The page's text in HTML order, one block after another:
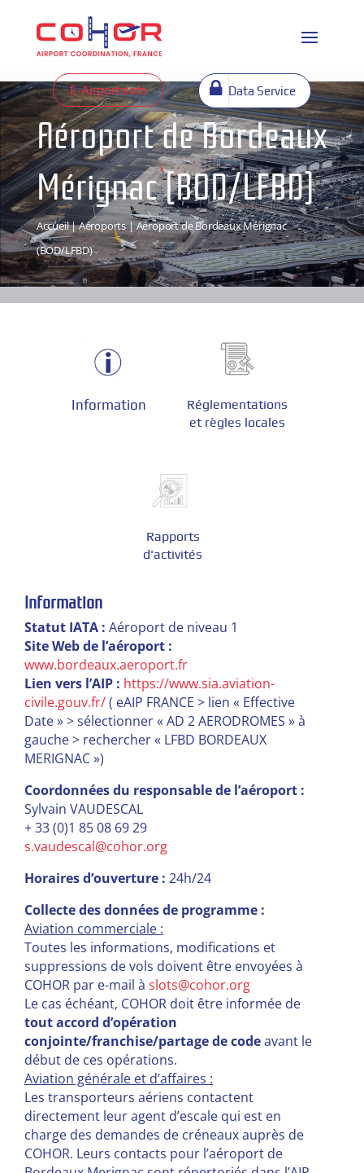
E-Airportslots Data Service
Aéroport de Bordeaux
Mérignac (BOD/LFBD)
Accueil|Aéroports| Aéroport de Bordeaux Mérignac
(BOD/LFBD)
Information
Réglementations
et règles locales
Rapports
d'activités
Information
Statut IATA : Aéroport de niveau 1
Site Web de l’aéroport :
www.bordeaux.aeroport.fr
Lien vers l’AIP : https://www.sia.aviation-
civile.gouv.fr/( eAIP FRANCE > lien « Effective
Date » > sélectionner « AD 2 AERODROMES » à
gauche > rechercher « LFBD BORDEAUX
MERIGNAC »)
Coordonnées du responsable de l’aéroport :
Sylvain VAUDESCAL
+ 33 (0)1 85 08 69 29
s.vaudescal@cohor.org
Horaires d’ouverture : 24h/24
Collecte des données de programme:
Aviation commerciale :
Toutes les informations, modifications et
suppressions de vols doivent être envoyées à
COHOR par e-mail à slots@cohor.org
Le cas échéant, COHOR doit être informée de
tout accord d’opération
conjointe/franchise/partage de codeavant le
début de ces opérations.
Aviation générale et d’affaires :
Les transporteurs aériens contactent
directement leur agent d’escale qui est en
charge des demandes de créneaux auprès de
COHOR. Leurs contacts pour l’aéroport de